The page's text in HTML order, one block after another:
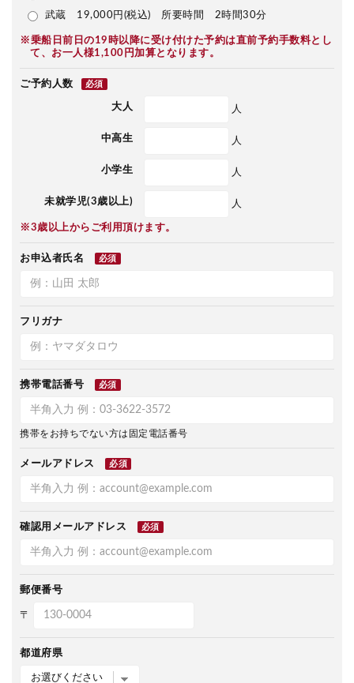
武蔵 19,000円(税込) 所要時間 2時間30分
※乗船日前日の19時以降に受け付けた予約は直前予約手数料とし
て、お一人様1,100円加算となります。
ご予約人数 必須
大人 人
中高生 人
小学生 人
未就学児(3歳以上) 人
※3歳以上からご利用頂けます。
お申込者氏名 必須
フリガナ
携帯電話番号 必須
携帯をお持ちでない方は固定電話番号
メールアドレス 必須
確認用メールアドレス 必須
郵便番号
〒
都道府県